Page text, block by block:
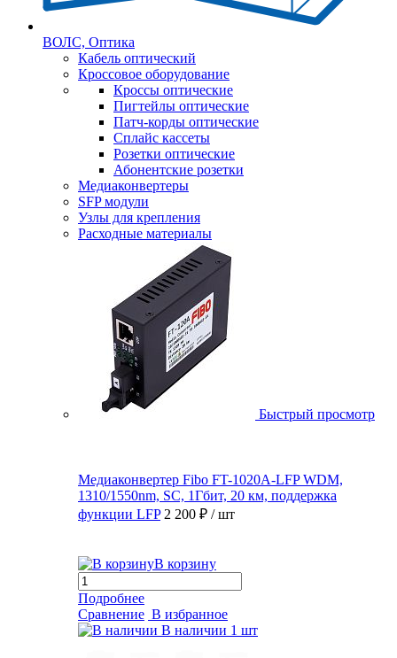
ВОЛС, Оптика
Кабель оптический
Кроссовое оборудование
Кроссы оптические
Пигтейлы оптические
Патч-корды оптические
Сплайс кассеты
Розетки оптические
Абонентские розетки
Медиаконвертеры
SFP модули
Узлы для крепления
Расходные материалы
Быстрый просмотр
Медиаконвертер Fibo FT-1020A-LFP WDM,
1310/1550nm, SC, 1Гбит, 20 км, поддержка
функции LFP 2 200 ₽ / шт
В корзину
Подробнее
Сравнение В избранное
В наличии 1 шт